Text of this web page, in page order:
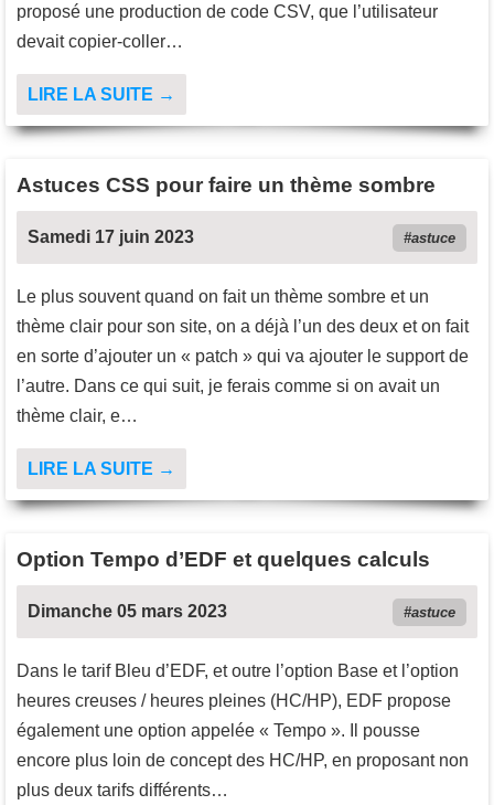
proposé une production de code CSV, que l’utilisateur
devait copier-coller…
LIRE LA SUITE →
Astuces CSS pour faire un thème sombre
Samedi 17 juin 2023 astuce
Le plus souvent quand on fait un thème sombre et un
thème clair pour son site, on a déjà l’un des deux et on fait
en sorte d’ajouter un « patch » qui va ajouter le support de
l’autre. Dans ce qui suit, je ferais comme si on avait un
thème clair, e…
LIRE LA SUITE →
Option Tempo d’EDF et quelques calculs
Dimanche 05 mars 2023 astuce
Dans le tarif Bleu d’EDF, et outre l’option Base et l’option
heures creuses / heures pleines (HC/HP), EDF propose
également une option appelée « Tempo ». Il pousse
encore plus loin de concept des HC/HP, en proposant non
plus deux tarifs différents…